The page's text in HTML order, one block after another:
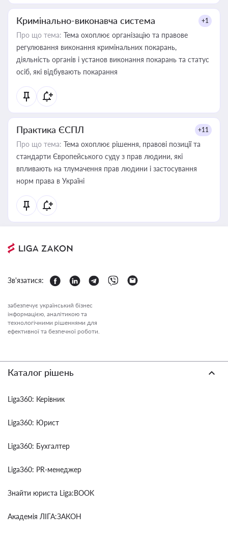
Кримінально-виконавча система +1
Про що тема: Тема охоплює організацію та правове
регулювання виконання кримінальних покарань,
діяльність органів і установ виконання покарань та статус
осіб, які відбувають покарання
Практика ЄСПЛ +11
Про що тема: Тема охоплює рішення, правові позиції та
стандарти Європейського суду з прав людини, які
впливають на тлумачення прав людини і застосування
норм права в Україні
Зв'язатися:
забезпечує український бізнес
інформацією, аналітикою та
технологічними рішеннями для
ефективної та безпечної роботи.
Каталог рішень
Liga360: Керівник
Liga360: Юрист
Liga360: Бухгалтер
Liga360: PR-менеджер
Знайти юриста Liga:BOOK
Академія ЛІГА:ЗАКОН